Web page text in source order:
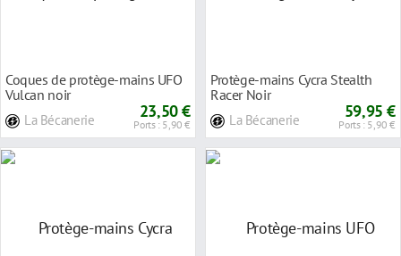
Coques de protège-mains UFO
Vulcan noir
La Bécanerie 23,50 €
Ports : 5,90 €
Protège-mains Cycra Stealth
Racer Noir
La Bécanerie 59,95 €
Ports : 5,90 €